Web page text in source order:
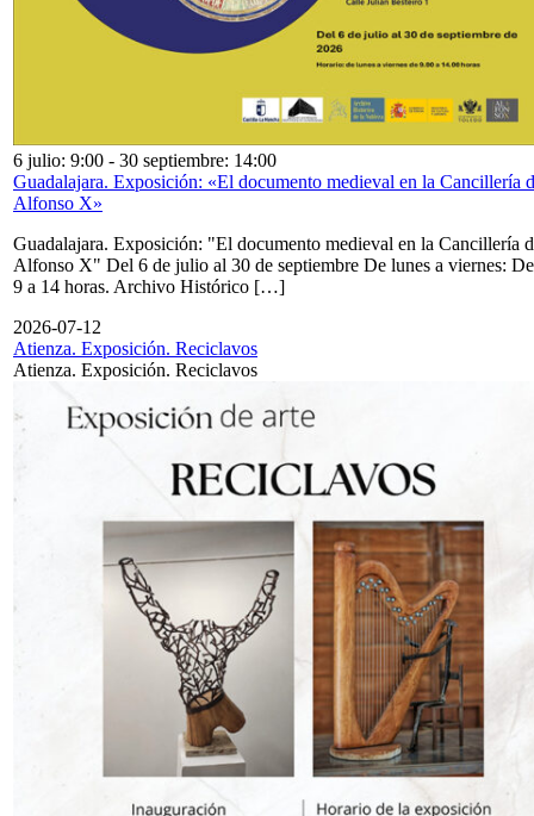
6 julio: 9:00 - 30 septiembre: 14:00
Guadalajara. Exposición: «El documento medieval en la Cancillería
Alfonso X»
Guadalajara. Exposición: "El documento medieval en la Cancillería
Alfonso X" Del 6 de julio al 30 de septiembre De lunes a viernes: De
9 a 14 horas. Archivo Histórico […]
2026-07-12
Atienza. Exposición. Reciclavos
Atienza. Exposición. Reciclavos